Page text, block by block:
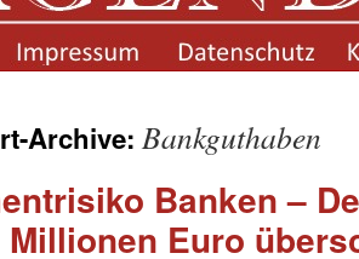
Archive: Bankguthaben
Banken –
Millionen Euro